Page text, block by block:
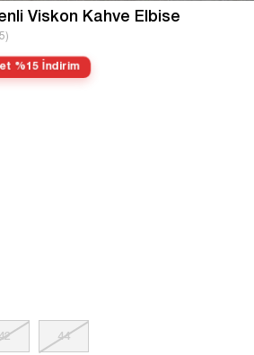
Viskon Kahve Elbise
%15 İndirim
42 44